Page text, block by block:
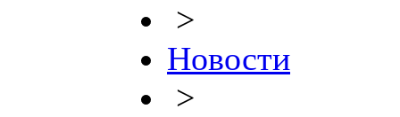
>
Новости
>